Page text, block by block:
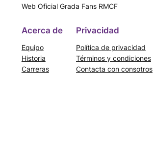
Web Oficial Grada Fans RMCF
Acerca de
Equipo
Historia
Carreras
Privacidad
Política de privacidad
Términos y condiciones
Contacta con consotros